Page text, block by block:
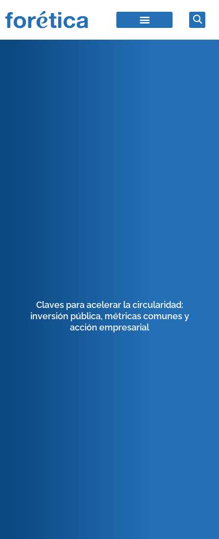
Claves para acelerar la circularidad:
inversión pública, métricas comunes y
acción empresarial